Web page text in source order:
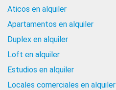
Aticos en alquiler
Apartamentos en alquiler
Duplex en alquiler
Loft en alquiler
Estudios en alquiler
Locales comerciales en alquiler